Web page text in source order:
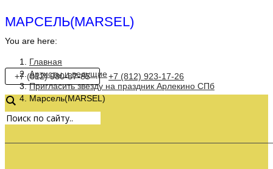
МАРСЕЛЬ(MARSEL)
You are here:
Главная
Артисты и ведущие
Пригласить звезду на праздник Арлекино СПб
Марсель(MARSEL)
+7 (812) 980-87-85 +7 (812) 923-17-26